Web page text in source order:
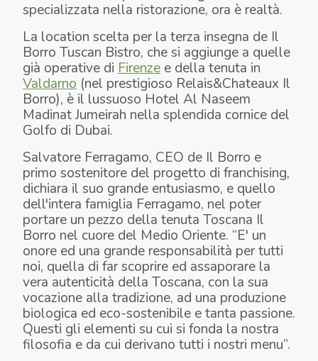
specializzata nella ristorazione, ora è realtà.
La location scelta per la terza insegna de Il
Borro Tuscan Bistro, che si aggiunge a quelle
già operative di Firenze e della tenuta in
Valdarno (nel prestigioso Relais&Chateaux Il
Borro), è il lussuoso Hotel Al Naseem
Madinat Jumeirah nella splendida cornice del
Golfo di Dubai.
Salvatore Ferragamo, CEO de Il Borro e
primo sostenitore del progetto di franchising,
dichiara il suo grande entusiasmo, e quello
dell'intera famiglia Ferragamo, nel poter
portare un pezzo della tenuta Toscana Il
Borro nel cuore del Medio Oriente. “E' un
onore ed una grande responsabilità per tutti
noi, quella di far scoprire ed assaporare la
vera autenticità della Toscana, con la sua
vocazione alla tradizione, ad una produzione
biologica ed eco-sostenibile e tanta passione.
Questi gli elementi su cui si fonda la nostra
filosofia e da cui derivano tutti i nostri menu”.